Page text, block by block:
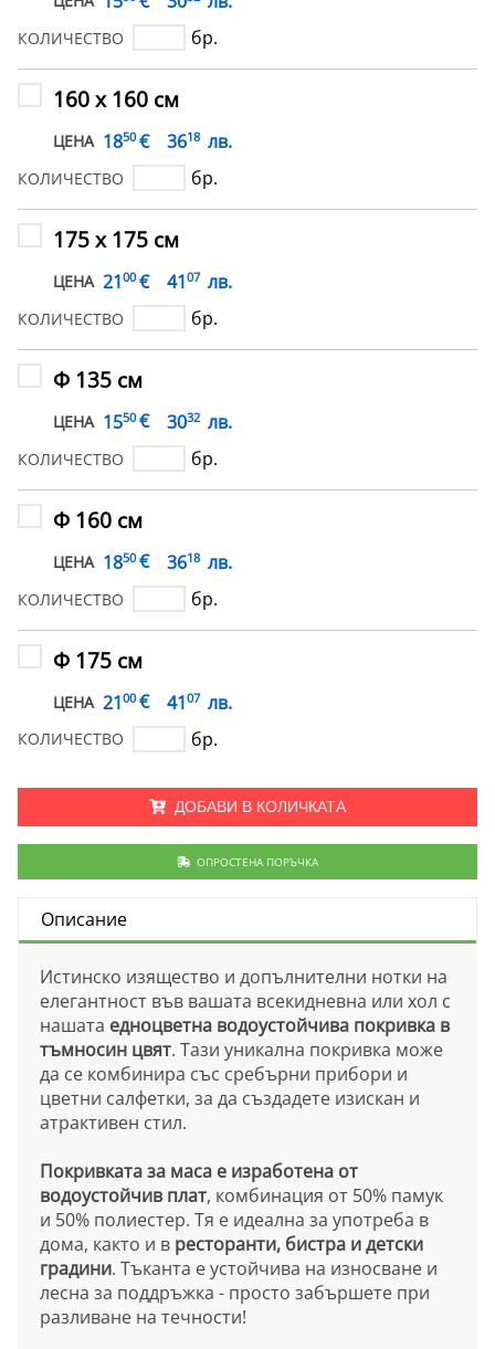
КОЛИЧЕСТВО бр.
160 х 160 см
ЦЕНА 1850 € 3618 лв.
КОЛИЧЕСТВО бр.
175 x 175 см
ЦЕНА 2100 € 4107 лв.
КОЛИЧЕСТВО бр.
Ф 135 см
ЦЕНА 1550 € 3032 лв.
КОЛИЧЕСТВО бр.
Ф 160 см
ЦЕНА 1850 € 3618 лв.
КОЛИЧЕСТВО бр.
Ф 175 см
ЦЕНА 2100 € 4107 лв.
КОЛИЧЕСТВО бр.
ДОБАВИ В КОЛИЧКАТА
ОПРОСТЕНА ПОРЪЧКА
Описание
Истинско изящество и допълнителни нотки на
елегантност във вашата всекидневна или хол с
нашата едноцветна водоустойчива покривка в
тъмносин цвят. Тази уникална покривка може
да се комбинира със сребърни прибори и
цветни салфетки, за да създадете изискан и
атрактивен стил.
Покривката за маса е изработена от
водоустойчив плат, комбинация от 50% памук
и 50% полиестер. Тя е идеална за употреба в
дома, както и в ресторанти, бистра и детски
градини. Тъканта е устойчива на износване и
лесна за поддръжка - просто забършете при
разливане на течности!